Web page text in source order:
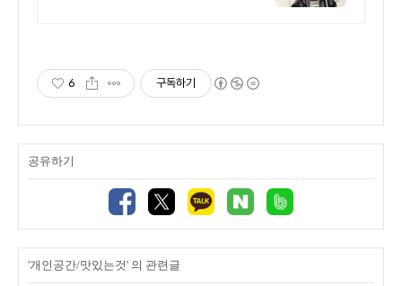
6 구독하기
공유하기
'개인공간/맛있는것' 의 관련글